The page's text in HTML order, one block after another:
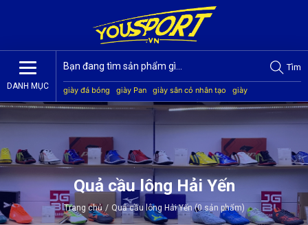
DANH MỤC
Tìm
giày đá bóng giày Pan giày sân cỏ nhân tạo
giày
Jogarbola
giày Mitre giày Akka quần áo bóng đá
giày
Quả cầu lông Hải Yến
Trang chủ / Quả cầu lông Hải Yến (0 sản phẩm)